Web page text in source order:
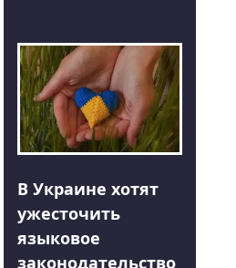
В Украине хотят
ужесточить
языковое
законодательство